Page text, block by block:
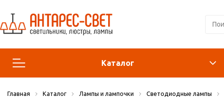
Каталог
Люстры и подвесы
Главная Каталог Лампы и лампочки Светодиодные лампы